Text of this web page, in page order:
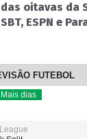
das oitavas da
SBT, ESPN e